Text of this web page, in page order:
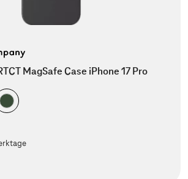
MagSafe Case iPhone 17 Pro